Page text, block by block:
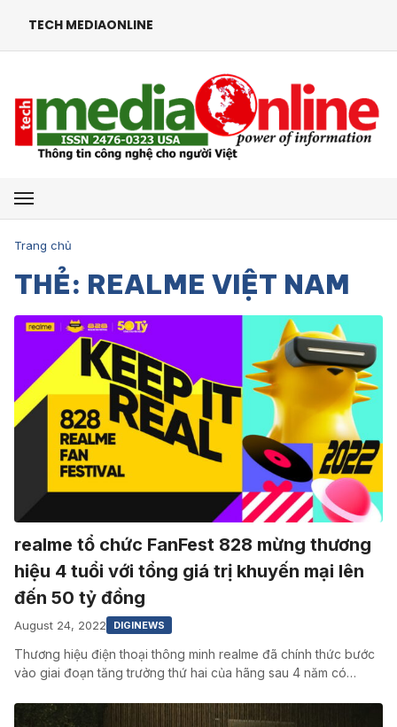
TECH MEDIAONLINE
Mở menu
Trang chủ
THẺ: REALME VIỆT NAM
realme tổ chức FanFest 828 mừng thương
hiệu 4 tuổi với tổng giá trị khuyến mại lên
đến 50 tỷ đồng
August 24, 2022 DIGINEWS
Thương hiệu điện thoại thông minh realme đã chính thức bước
vào giai đoạn tăng trưởng thứ hai của hãng sau 4 năm có…